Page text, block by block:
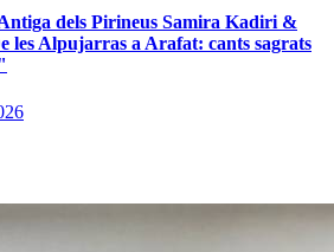
dels Pirineus Samira Kadiri &
les Alpujarras a Arafat: cants sagrats